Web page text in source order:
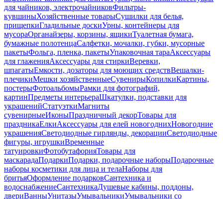
для чайников, электрочайниковФильтры-
кувшиныХозяйственные товарыСушилки для белья,
прищепкиГладильные доскиУрны, контейнеры для
мусораОрганайзеры, корзины, ящикиТуалетная бумага,
бумажные полотенцаСалфетки, мочалки, губки, мусорные
пакетыФольга, пленка, пакетыУпаковочная тараАксессуары
для глаженияАксессуары для стиркиВеревки,
шпагатыЕмкости, дозаторы для моющих средствВешалки-
плечикиМешки хозяйственныеСувенирыКопилкиКартины,
постерыФотоальбомыРамки для фотографий,
картинПредметы интерьераШкатулки, подставки для
украшенийСтатуэткиМагниты
сувенирныеИконыПраздничный декорТовары для
праздникаЕлкиАксессуары для елей новогоднихНовогодние
украшенияСветодиодные гирлянды, декорацииСветодиодные
фигуры, игрушкиВременные
татуировкиФотобутафорияТовары для
маскарадаПодаркиПодарки, подарочные наборыПодарочные
наборы косметики для лица и телаНаборы для
бритьяОформление подарковСантехника и
водоснабжениеСантехникаДушевые кабины, поддоны,
двериВанныУнитазыУмывальникиУмывальники со